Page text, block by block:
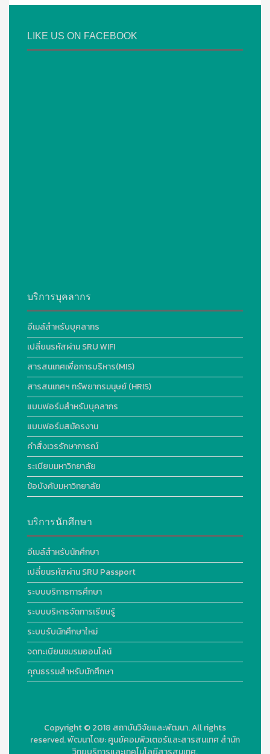
LIKE US ON FACEBOOK
บริการบุคลากร
อีเมล์สำหรับบุคลากร
เปลี่ยนรหัสผ่าน SRU WIFI
สารสนเทศเพื่อการบริหาร(MIS)
สารสนเทศฯ ทรัพยากรมนุษย์ (HRIS)
แบบฟอร์มสำหรับบุคลากร
แบบฟอร์มสมัครงาน
คำสั่งเวรรักษาการณ์
ระเบียบมหาวิทยาลัย
ข้อบังคับมหาวิทยาลัย
บริการนักศึกษา
อีเมล์สำหรับนักศึกษา
เปลี่ยนรหัสผ่าน SRU Passport
ระบบบริการการศึกษา
ระบบบริหารจัดการเรียนรู้
ระบบรับนักศึกษาใหม่
จดทะเบียนชมรมออนไลน์
คุณธรรมสำหรับนักศึกษา
Copyright © 2018 สถาบันวิจัยและพัฒนา. All rights
reserved.พัฒนาโดย:ศูนย์คอมพิวเตอร์และสารสนเทศ สำนัก